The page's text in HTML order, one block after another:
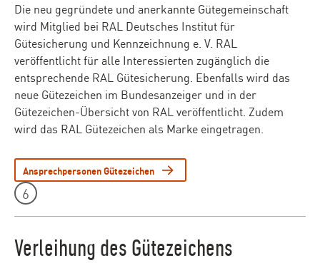
Die neu gegründete und anerkannte Gütegemeinschaft
wird Mitglied bei RAL Deutsches Institut für
Gütesicherung und Kennzeichnung e. V. RAL
veröffentlicht für alle Interessierten zugänglich die
entsprechende RAL Gütesicherung. Ebenfalls wird das
neue Gütezeichen im Bundesanzeiger und in der
Gütezeichen-Übersicht von RAL veröffentlicht. Zudem
wird das RAL Gütezeichen als Marke eingetragen.
Ansprechpersonen Gütezeichen
Leistungen Teaser - Element 6
6
Verleihung des Gütezeichens